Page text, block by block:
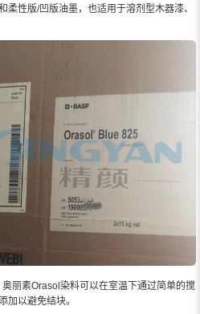
性版/凹版油墨，也适用于溶剂型木器漆、
奥丽素Orasol染料可以在室温下通过简单的搅
加以避免结块。